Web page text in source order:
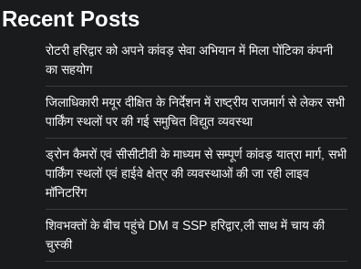
Recent Posts
रोटरी हरिद्वार को अपने कांवड़ सेवा अभियान में मिला पोंटिका कंपनी
का सहयोग
जिलाधिकारी मयूर दीक्षित के निर्देशन में राष्ट्रीय राजमार्ग से लेकर सभी
पार्किंग स्थलों पर की गई समुचित विद्युत व्यवस्था
ड्रोन कैमरों एवं सीसीटीवी के माध्यम से सम्पूर्ण कांवड़ यात्रा मार्ग, सभी
पार्किंग स्थलों एवं हाईवे क्षेत्र की व्यवस्थाओं की जा रही लाइव
मॉनिटरिंग
शिवभक्तों के बीच पहुंचे DM व SSP हरिद्वार,ली साथ में चाय की
चुस्की